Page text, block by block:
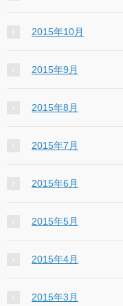
2015年10月
2015年9月
2015年8月
2015年7月
2015年6月
2015年5月
2015年4月
2015年3月